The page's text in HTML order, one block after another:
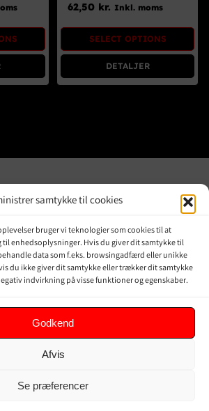
samtykke til cookies
bruger vi teknologier som cookies til at
til enhedsoplysninger. Hvis du giver dit samtykke til
data som f.eks. browsingadfærd eller unikke
du ikke giver dit samtykke eller trækker dit samtykke
indvirkning på visse funktioner og egenskaber.
Godkend
Afvis
Se præferencer
62,50 kr. Inkl. moms
SELECT OPTIONS
DETALJER
Online shop
Vores Mærker